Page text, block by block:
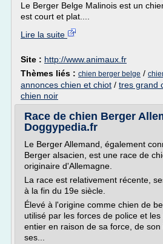
Le Berger Belge Malinois est un
est court et plat....
Lire la suite
Site : http://www.animaux.fr
Thèmes liés : chien berger belge /
annonces chien et chiot / tres grand
chien noir
Race de chien Berger
Doggypedia.fr
Le Berger Allemand, également
Berger alsacien, est une race de
originaire d'Allemagne.
La race est relativement récente,
à la fin du 19e siècle.
Élevé à l'origine comme chien de
utilisé par les forces de police et
entier en raison de sa force, de
ses...